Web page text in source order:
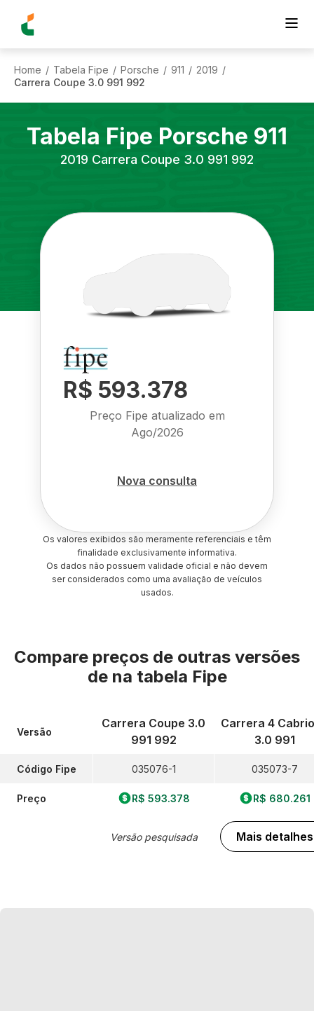
Home / Tabela Fipe / Porsche / 911 / 2019 /
Carrera Coupe 3.0 991 992
Tabela Fipe Porsche 911
2019 Carrera Coupe 3.0 991 992
R$ 593.378
Preço Fipe atualizado em
Ago/2026
Nova consulta
Os valores exibidos são meramente referenciais e têm
finalidade exclusivamente informativa.
Os dados não possuem validade oficial e não devem
ser considerados como uma avaliação de veículos
usados.
Compare preços de outras versões
de na tabela Fipe
Versão
Código Fipe
Preço
Carrera Coupe 3.0
991 992
035076-1
R$ 593.378
Versão pesquisada
Carrera 4
3.0 991
035073-7
R$ 680.261
Mais detalhes